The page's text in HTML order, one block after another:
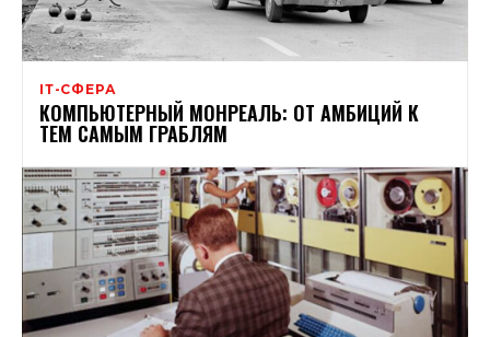
ІТ-СФЕРА
КОМПЬЮТЕРНЫЙ МОНРЕАЛЬ: ОТ АМБИЦИЙ К
ТЕМ САМЫМ ГРАБЛЯМ